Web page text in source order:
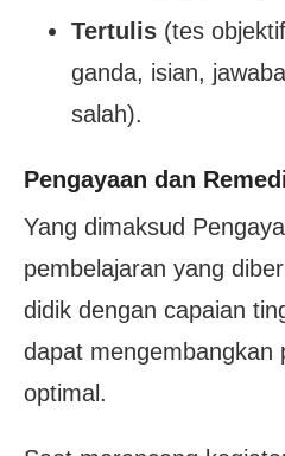
Tertulis (tes
ganda, isian,
salah).
Pengayaan dan
Yang dimaksud
pembelajaran yang
didik dengan capaian
dapat mengembangkan
optimal.